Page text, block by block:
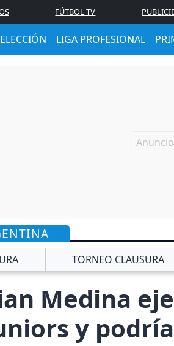
FÚTBOL TV
LIGA PROFESIONAL
TORNEO CLAUSURA
Medina
y